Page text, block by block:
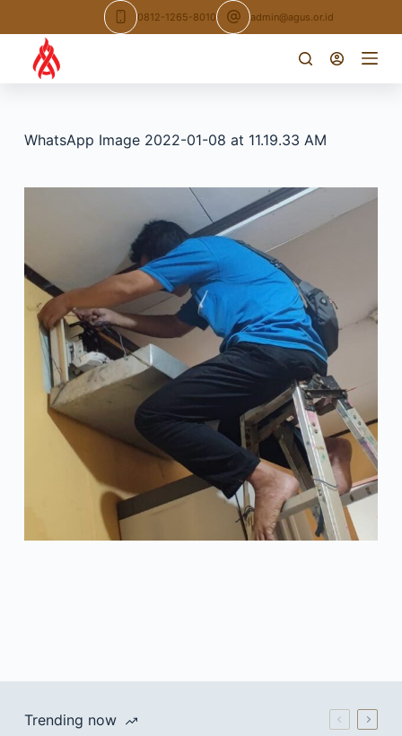
to
content
0812-1265-8010 admin@agus.or.id
WhatsApp Image 2022-01-08 at 11.19.33 AM
Trending now